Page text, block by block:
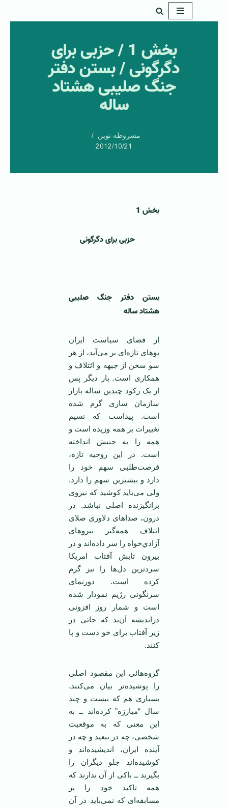
بخش 1 / حزبی برای
دگرگونی / بستن دفتر
جنگ صليبی هشتاد
ساله
مشروطه نوین
2012/10/21
بخش 1
حزبی برای دگرگونی
بستن دفتر جنگ صليبی
هشتاد ساله
‏‏‏از فضای سياست ايران
بوهای تازه‌ای بر می‌آید، از هر
سو سخن از جبهه و ائتلاف و
همکاری است. ‏بار ديگر پس
از يک رکود چندين ساله بازار
سازمان سازی گرم شده
است. پيداست که نسيم
تغييرات بر همه ‏وزيده است و
‎است. در اين روحيه تازه،
فرصت‌طلبی سهم خود را
دارد و بيشترين ‏سهم را دارد.
ولی می‌بايد کوشيد که نيروی
برانگيزنده اصلی نباشد. در
درون، صداهای دلاوری صلای
ائتلاف ‏همه‌گير نيروهای
آزادي‌خواه را سر داده‌اند و در
بيرون تابش آفتاب امريکا
سردترين دل‌ها را نيز گرم
کرده است. ‏دورنمای
سرنگونی رژيم نمودار شده
است و شمار روز افزونی
در‌انديشه آن‌ند که جائی در
زير آفتاب برای خو دست و پا
کنند.
‏گروه‌هائی اين مقصود اصلی
را پوشيده‌تر بيان می‌کنند.
بسياری هم که بيست و چند
سال “مبارزه” کرده‌اند ــ به
اين معنی که به موقعيت
شخصی، چه در تبعيد و چه در
آينده ايران، ‌انديشيده‌اند و
کوشيده‌اند جلو ‏ديگران را
بگيرند ــ باکی از آن ندارند که
همه تاکيد خود را بر
مسابقه‌ای که نمی‌بايد در آن